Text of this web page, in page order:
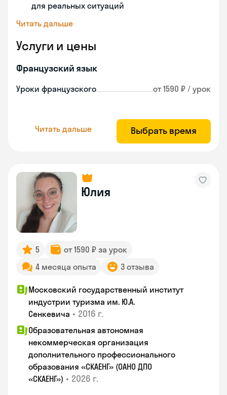
для реальных ситуаций
Читать дальше
Услуги и цены
Французский язык
Уроки французского от 1590 ₽ / урок
Читать дальше Выбрать время
Юлия
5
от 1590 ₽ за урок
4 месяца опыта
3 отзыва
Московский государственный институт
индустрии туризма им. Ю.А.
Сенкевича • 2016 г.
Образовательная автономная
некоммерческая организация
дополнительного профессионального
образования «СКАЕНГ» (ОАНО ДПО
«СКАЕНГ») • 2026 г.